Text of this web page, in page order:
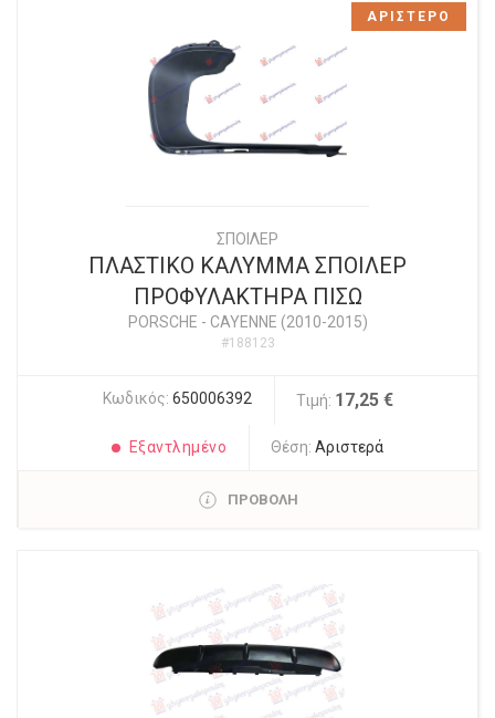
ΣΠΟΙΛΕΡ
ΠΛΑΣΤΙΚΟ ΚΑΛΥΜΜΑ ΣΠΟΙΛΕΡ
ΠΡΟΦΥΛΑΚΤΗΡΑ ΠΙΣΩ
PORSCHE - CAYENNE (2010-2015)
#188123
Κωδικός: 650006392 Τιμή: 17,25 €
Εξαντλημένο Θέση:Αριστερά
ΠΡΟΒΟΛΗ
ΑΡΙΣΤΕΡΟ